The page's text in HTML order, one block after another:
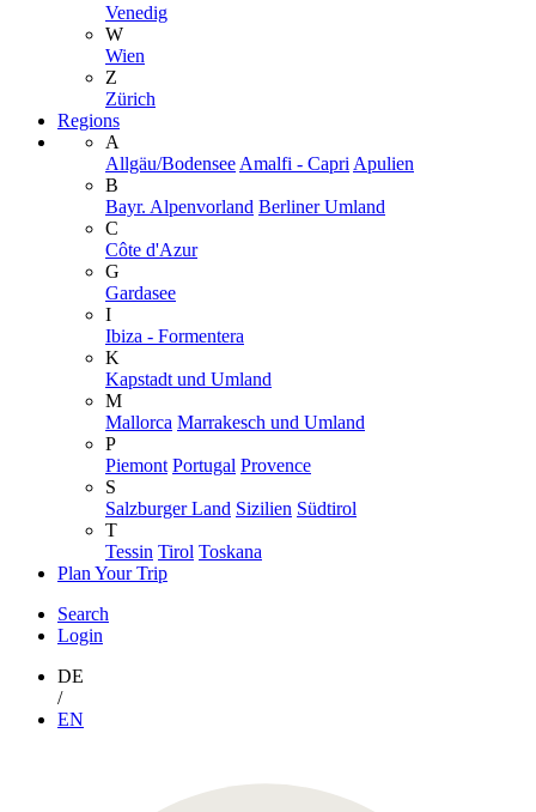
Venedig
W
Wien
Z
Zürich
Regions
A
Allgäu/Bodensee Amalfi - Capri Apulien
B
Bayr. Alpenvorland Berliner Umland
C
Côte d'Azur
G
Gardasee
I
Ibiza - Formentera
K
Kapstadt und Umland
M
Mallorca Marrakesch und Umland
P
Piemont Portugal Provence
S
Salzburger Land Sizilien Südtirol
T
Tessin Tirol Toskana
Plan Your Trip
Search
Login
DE
/
EN